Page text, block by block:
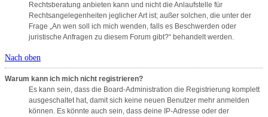
Rechtsberatung anbieten kann und nicht die Anlaufstelle für
Rechtsangelegenheiten jeglicher Art ist; außer solchen, die unter der
Frage „An wen soll ich mich wenden, falls es Beschwerden oder
juristische Anfragen zu diesem Forum gibt?“ behandelt werden.
Nach oben
Warum kann ich mich nicht registrieren?
Es kann sein, dass die Board-Administration die Registrierung komplett
ausgeschaltet hat, damit sich keine neuen Benutzer mehr anmelden
können. Es könnte auch sein, dass deine IP-Adresse oder der